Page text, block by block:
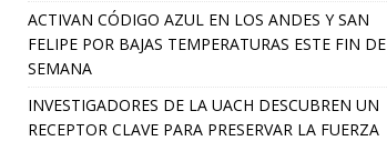
ACTIVAN CÓDIGO AZUL EN LOS ANDES Y SAN
FELIPE POR BAJAS TEMPERATURAS ESTE FIN DE
SEMANA
INVESTIGADORES DE LA UACH DESCUBREN UN
RECEPTOR CLAVE PARA PRESERVAR LA FUERZA